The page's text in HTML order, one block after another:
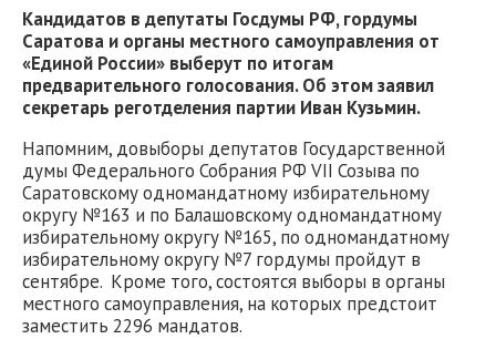
Кандидатов в депутаты Госдумы РФ, гордумы
Саратова и органы местного самоуправления от
«Единой России» выберут по итогам
предварительного голосования. Об этом заявил
секретарь реготделения партии Иван Кузьмин.
Напомним, довыборы депутатов Государственной
думы Федерального Собрания РФ VII Созыва по
Саратовскому одномандатному избирательному
округу №163 и по Балашовскому одномандатному
избирательному округу №165, по одномандатному
избирательному округу №7 гордумы пройдут в
сентябре. Кроме того, состоятся выборы в органы
местного самоуправления, на которых предстоит
заместить 2296 мандатов.